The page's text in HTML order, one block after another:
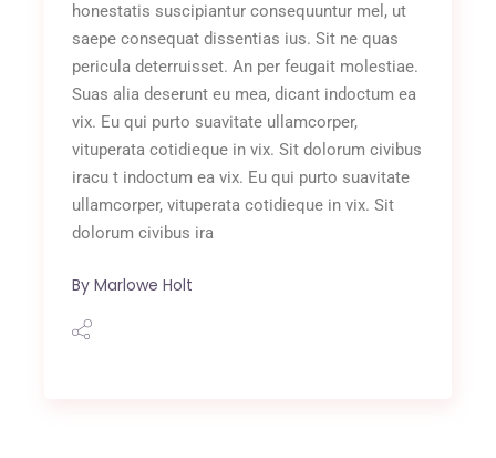
honestatis suscipiantur consequuntur mel, ut
saepe consequat dissentias ius. Sit ne quas
pericula deterruisset. An per feugait molestiae.
Suas alia deserunt eu mea, dicant indoctum ea
vix. Eu qui purto suavitate ullamcorper,
vituperata cotidieque in vix. Sit dolorum civibus
iracu t indoctum ea vix. Eu qui purto suavitate
ullamcorper, vituperata cotidieque in vix. Sit
dolorum civibus ira
By Marlowe Holt